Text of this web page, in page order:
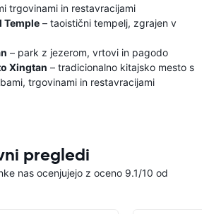
trgovinami in restavracijami
Temple – taoistični tempelj, zgrajen v
– park z jezerom, vrtovi in ​​pagodo
Xingtan – tradicionalno kitajsko mesto s
trgovinami in restavracijami
pregledi
nas ocenjujejo z oceno 9.1/10 od